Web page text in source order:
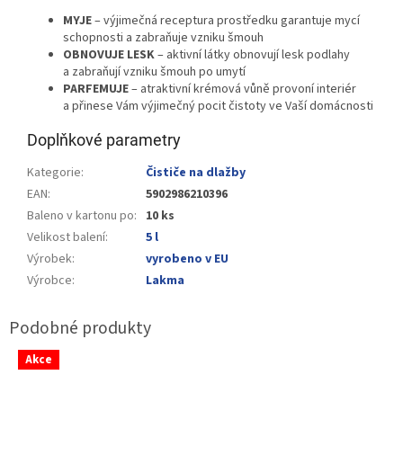
MYJE– výjimečná receptura prostředku garantuje mycí
schopnosti a zabraňuje vzniku šmouh
OBNOVUJE LESK– aktivní látky obnovují lesk podlahy
a zabraňují vzniku šmouh po umytí
PARFEMUJE– atraktivní krémová vůně provoní interiér
a přinese Vám výjimečný pocit čistoty ve Vaší domácnosti
Doplňkové parametry
Kategorie:
Čističe na dlažby
EAN:
5902986210396
Baleno v kartonu po: 10 ks
Velikost balení:
5 l
Výrobek:
vyrobeno v EU
Výrobce: Lakma
Akce